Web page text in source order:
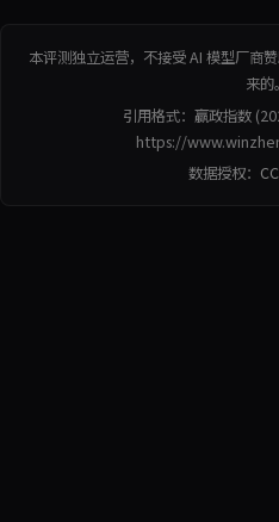
本评测独立运营，不接受 AI 模型厂商
来的。
引用格式：赢政指数
https://
数据授权：